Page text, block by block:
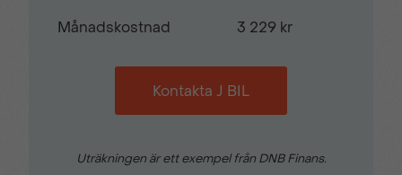
Svensksåld
Månadskostnad
3 229 kr
Kontakta J BIL
Uträkningen är ett exempel från DNB Finans.